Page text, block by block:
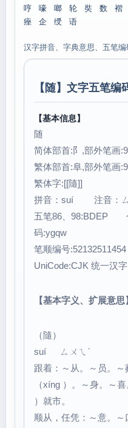
哼
嚎 啷 轮 奘 数 褶
痤
企 绶 语
汉字拼音、字典意思、五笔编
【 随】文字五笔编
【基本信息】
随
简体部首:阝,部外笔画
繁体部首:阜,部外笔画
繁体字:[[隨]]
拼音：suí 注音：
五笔86、
码:ygqw
笔顺编号
UniCode:CJK 统一汉
【基本字义、扩展意思
（隨）
suí ㄙㄨㄟˊ
跟着：～从。～员。
（xíng ）。～身。～
）就市。
顺从，任凭：～意。